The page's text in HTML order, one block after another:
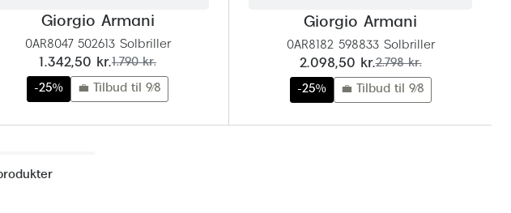
Giorgio Armani
0AR8047 502613 Solbriller
nu:
1.342,50 kr.før:
1.790 kr.
-25% 💼 Tilbud til 9/8
Giorgio Armani
0AR8182 598833 Solbriller
nu:
2.098,50 kr.før:
2.798 kr.
-25% 💼 Tilbud til 9/8